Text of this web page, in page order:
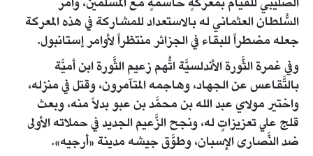
السُّلطان العثماني له بالاستعداد للمشاركة في هذه المعركة
جعله مضطراً للبقاء في الجزائر منتظراً لأوامر إستانبول.
وفي غمرة الثَّورة الأندلسيَّة اتُّهم زعيم الثَّورة ابن أميَّة
بالتَّقاعس عن الجهاد، وهاجمه المتآمرون، وقتل في منزله،
واختير مولاي عبد الله بن محمَّد بن عبو بدلاً منه، وبعث
قلج علي تعزيزاتٍ له، ونجح الزَّعيم الجديد في حملاته الأولى
ضد النَّصارى الإسبان، وطوَّق جيشه مدينة «أرجيه».